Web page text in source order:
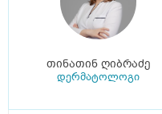
თინათინ ღიბრაძე
დერმატოლოგი